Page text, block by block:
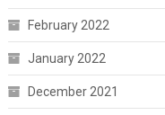
February 2022
January 2022
December 2021